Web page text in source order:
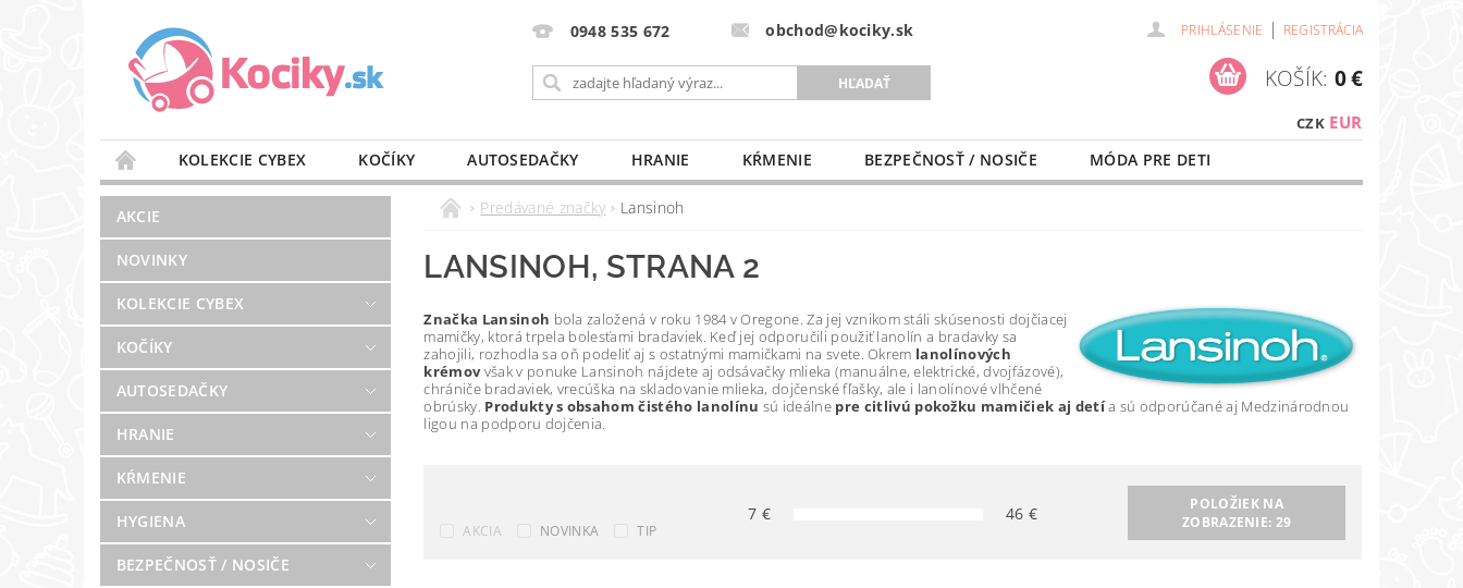
0948 535 672 obchod@kociky.sk PRIHLÁSENIE | REGISTRÁCIA
CZK EUR
KOŠÍK: 0 €
KOLEKCIE CYBEX KOČÍKY AUTOSEDAČKY HRANIE KŔMENIE BEZPEČNOSŤ / NOSIČE
MÓDA PRE DETI
STAROSTLIVOSŤ O VZDUCH
VÝBAVA DO PÔRODNICE MLIEKO A VÝŽIVA
BLOG
PREDAJŇA KONTAKT
AKCIE
NOVINKY
KOLEKCIE CYBEX
KOČÍKY
AUTOSEDAČKY
HRANIE
KŔMENIE
HYGIENA
BEZPEČNOSŤ / NOSIČE
Predávané značky Lansinoh
LANSINOH, STRANA 2
Značka Lansinoh bola založená v roku 1984 v Oregone. Za jej vznikom stáli skúsenosti dojčiacej
mamičky, ktorá trpela bolesťami bradaviek. Keď jej odporučili použiť lanolín a bradavky sa
zahojili, rozhodla sa oň podeliť aj s ostatnými mamičkami na svete. Okrem lanolínových
krémovvšak v ponuke Lansinoh nájdete aj odsávačky mlieka (manuálne, elektrické, dvojfázové),
chrániče bradaviek, vrecúška na skladovanie mlieka, dojčenské fľašky, ale i lanolínové vlhčené
obrúsky. Produkty s obsahom čistého lanolínu sú ideálne pre citlivú pokožku mamičiek aj detía sú odporúčané aj Medzinárodnou
ligou na podporu dojčenia.
AKCIA NOVINKA TIP
7 € 46 €
POLOŽIEK NA
ZOBRAZENIE: 29